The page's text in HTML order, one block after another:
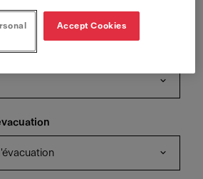
Accept Cookies